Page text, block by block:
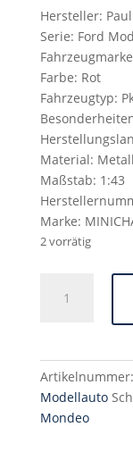
Hersteller:
Serie: Ford
Farbe: Rot
Fahrzeugtyp:
Material: Metall
Maßstab: 1:43
Marke:
2 vorrätig
Modellauto
(Mondeo
'93
5-
türig)
Artikelnummer:
Modellauto
Mondeo